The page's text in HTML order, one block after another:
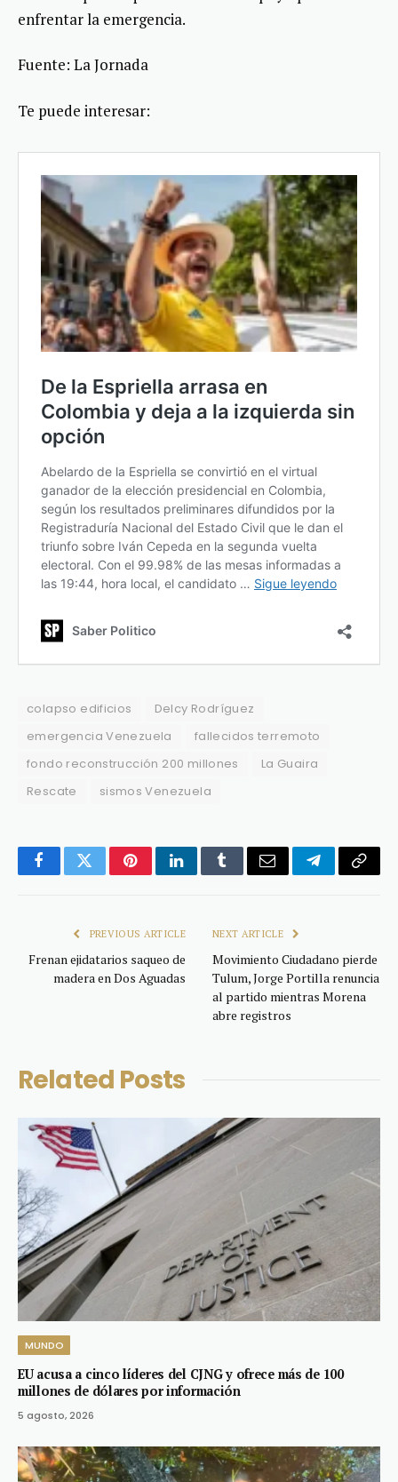
enfrentar la emergencia.
Fuente: La Jornada
Te puede interesar:
colapso edificios
Delcy Rodríguez
emergencia Venezuela
fallecidos terremoto
fondo reconstrucción 200 millones
La Guaira
Rescate
sismos Venezuela
FacebookTwitterPinterestLinkedInTumblrEmail TelegramCopy
PREVIOUS ARTICLE
Frenan ejidatarios saqueo de
madera en Dos Aguadas
NEXT ARTICLE
Movimiento Ciudadano pierde
Tulum, Jorge Portilla renuncia
al partido mientras Morena
abre registros
Related Posts
MUNDO
EU acusa a cinco líderes del CJNG y ofrece más de 100
millones de dólares por información
5 agosto, 2026